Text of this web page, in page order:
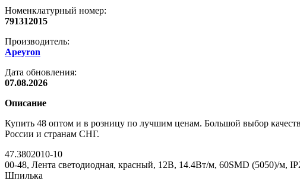
Номенклатурный номер:
791312015
Производитель:
Apeyron
Дата обновления:
07.08.2026
Описание
Купить 48 оптом и в розницу по лучшим ценам. Большой выбор
России и странам СНГ.
47.3802010-10
00-48, Лента светодиодная, красный, 12В, 14.4Вт/м, 60SMD (5050)/м,
Шпилька